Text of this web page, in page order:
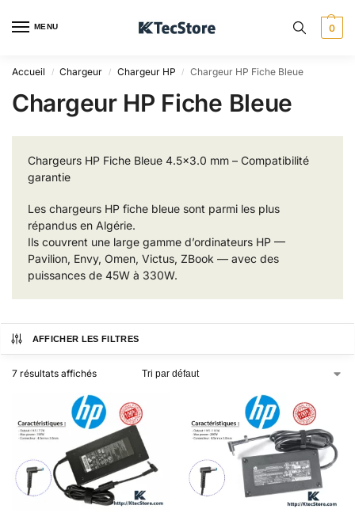
MENU 0
Accueil / Chargeur / Chargeur HP / Chargeur HP Fiche Bleue
Chargeur HP Fiche Bleue
Chargeurs HP Fiche Bleue 4.5×3.0 mm – Compatibilité
garantie
Les chargeurs HP fiche bleue sont parmi les plus
répandus en Algérie.
Ils couvrent une large gamme d’ordinateurs HP —
Pavilion, Envy, Omen, Victus, ZBook — avec des
puissances de 45W à 330W.
AFFICHER LES FILTRES
7 résultats affichés